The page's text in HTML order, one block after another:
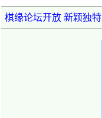
棋缘论坛开放 新颖独